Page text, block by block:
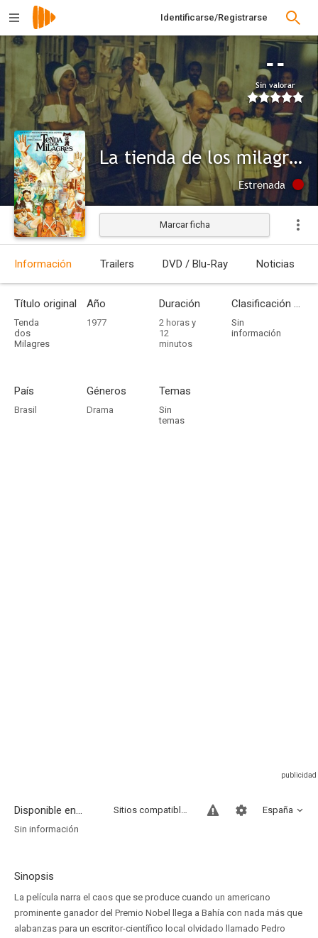
Identificarse/Registrarse
--
Sin valorar
La tienda de los milagros
Estrenada
Marcar ficha
Información Trailers DVD / Blu-Ray Noticias
Título original
Tenda
dos
Milagres
Año
1977
Duración
2 horas y
12
minutos
Clasificación por edades
Sin
información
País
Brasil
Géneros
Drama
Temas
Sin
temas
Disponible en... España
Sitios compatibles
Sin información
Sinopsis
La película narra el caos que se produce cuando un americano
prominente ganador del Premio Nobel llega a Bahía con nada más que
alabanzas para un escritor-científico local olvidado llamado Pedro